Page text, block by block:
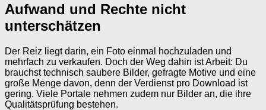
Aufwand und Rechte nicht
unterschätzen
Der Reiz liegt darin, ein Foto einmal hochzuladen und
mehrfach zu verkaufen. Doch der Weg dahin ist Arbeit: Du
brauchst technisch saubere Bilder, gefragte Motive und eine
große Menge davon, denn der Verdienst pro Download ist
gering. Viele Portale nehmen zudem nur Bilder an, die ihre
Qualitätsprüfung bestehen.